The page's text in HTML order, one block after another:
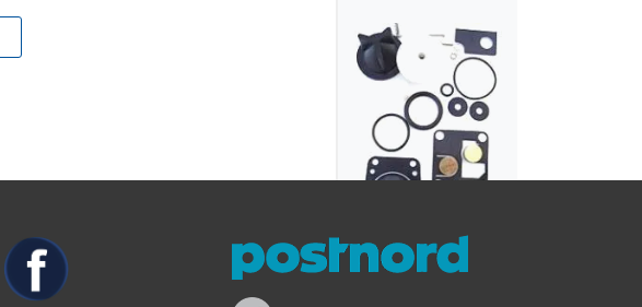
Jabsco / ITT
Servicesett